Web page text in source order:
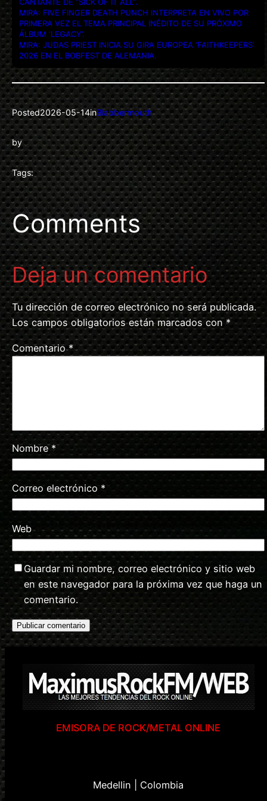
MIRA: FIVE FINGER DEATH PUNCH INTERPRETA EN VIVO POR
PRIMERA VEZ EL TEMA PRINCIPAL INÉDITO DE SU PRÓXIMO
ÁLBUM ‘LEGACY’.
MIRA: JUDAS PRIEST INICIA SU GIRA EUROPEA ‘FAITHKEEPERS’
2026 EN EL BOBFEST DE ALEMANIA.
Posted2026-05-14inBlabbermouth
by
Tags:
Comments
Deja un comentario
Tu dirección de correo electrónico no será publicada.
Los campos obligatorios están marcados con *
Comentario*
Nombre*
Correo electrónico *
Web
Guardar mi nombre, correo electrónico y sitio web
en este navegador para la próxima vez que haga un
comentario.
EMISORA DE ROCK/METAL ONLINE
Medellin | Colombia